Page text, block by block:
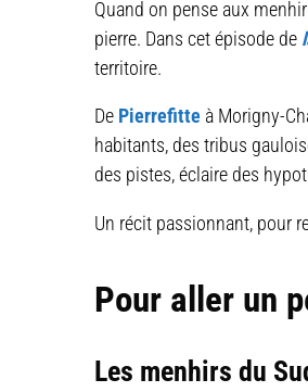
Quand on pense aux
pierre. Dans cet épisode de
territoire.
De Pierrefitte à Morigny-
habitants, des tribus
des pistes, éclaire des
Un récit passionnant, pour
Pour aller un
Les menhirs du